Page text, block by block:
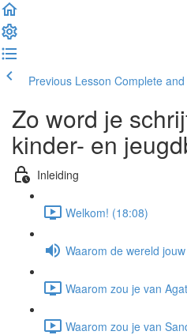
Previous Lesson Complete
Zo word je
kinder- en
Inleiding
Welkom! (18:08)
Waarom de wereld
Waarom zou je van
Waarom zou je van